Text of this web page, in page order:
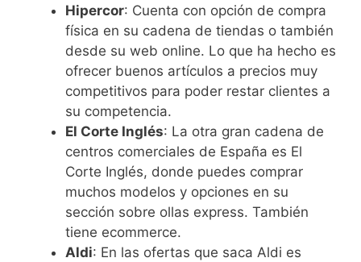
Hipercor: Cuenta con opción de compra
física en su cadena de tiendas o también
desde su web online. Lo que ha hecho es
ofrecer buenos artículos a precios muy
competitivos para poder restar clientes a
su competencia.
El Corte Inglés: La otra gran cadena de
centros comerciales de España es El
Corte Inglés, donde puedes comprar
muchos modelos y opciones en su
sección sobre ollas express. También
tiene ecommerce.
Aldi: En las ofertas que saca Aldi es